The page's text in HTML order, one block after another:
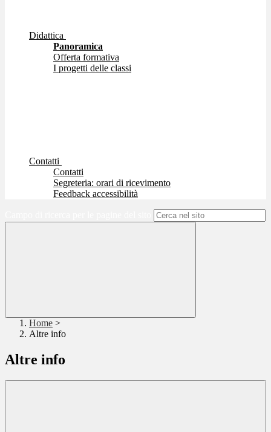
Didattica
Panoramica
Offerta formativa
I progetti delle classi
Contatti
Contatti
Segreteria: orari di ricevimento
Feedback accessibilità
Home >
Altre info
Altre info